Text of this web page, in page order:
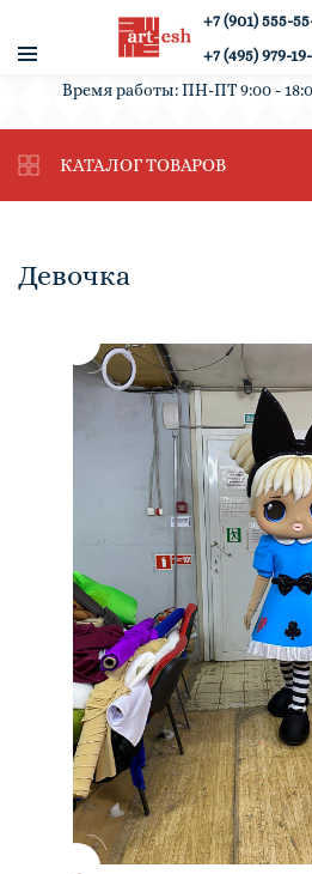
+7 (901) 555-
+7 (495) 979-
Время работы: ПН-ПТ 9:00 -
КАТАЛОГ ТОВАРОВ
Девочка